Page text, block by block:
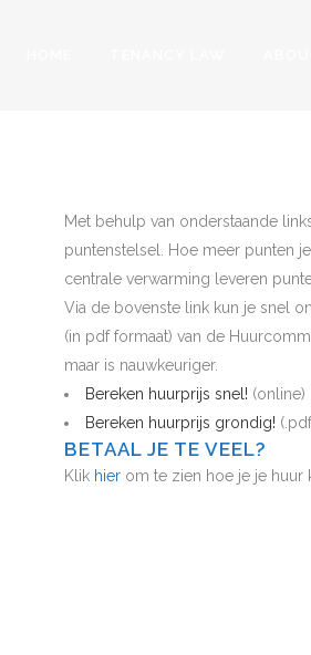
Met behulp van onderstaande
puntenstelsel. Hoe meer punten
centrale verwarming leveren
Via de bovenste link kun je snel
(in pdf formaat) van de
maar is nauwkeuriger.
Bereken huurprijs snel! (online)
Bereken huurprijs grondig!
BETAAL JE TE VEEL?
Klik hier om te zien hoe je je huur